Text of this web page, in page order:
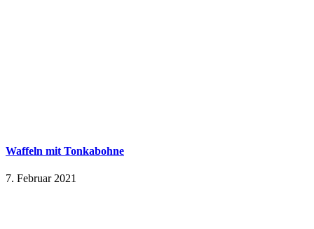
Waffeln mit Tonkabohne
7. Februar 2021